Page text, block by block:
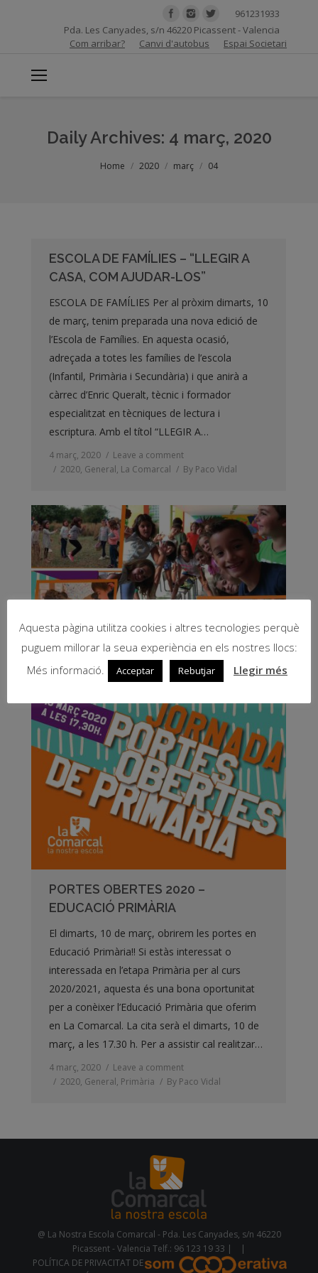
961231933
Pda. Les Canyades, s/n 46220 Picassent - Valencia
Com arribar?
Canvi d'autobus Espai Societari
Daily Archives: 4 març, 2020
Home 2020 març 04
ESCOLA DE FAMÍLIES – “LLEGIR A
CASA, COM AJUDAR-LOS”
ESCOLA DE FAMÍLIES Per al pròxim dimarts, 10
de març, tenim preparada una nova edició de
l’Escola de Famílies. En aquesta ocasió,
adreçada a totes les famílies de l’escola
(Infantil, Primària i Secundària) i que anirà a
càrrec d’Enric Queralt, tècnic i formador
especialitzat en tècniques de lectura i
escriptura. Amb el títol “LLEGIR A…
4 març, 2020
Leave a comment
2020, General, La Comarcal By Paco Vidal
PORTES OBERTES 2020 –
EDUCACIÓ PRIMÀRIA
El dimarts, 10 de març, obrirem les portes en
Educació Primària!! Si estàs interessat o
interessada en l’etapa Primària per al curs
2020/2021, aquesta és una bona oportunitat
per a conèixer l’Educació Primària que oferim
en La Comarcal. La cita serà el dimarts, 10 de
març, a les 17.30 h. Per a assistir cal realitzar…
4 març, 2020
Leave a comment
2020, General, Primària By Paco Vidal
@ La Nostra Escola Comarcal - Pda. Les Canyades, s/n 46220
Picassent - Valencia Telf.: 96 123 19 33 |
|
POLÍTICA DE PRIVACITAT DE
Aquesta pàgina utilitza cookies i altres tecnologies perquè
puguem millorar la seua experiència en els nostres llocs:
Més informació.
Acceptar Rebutjar Llegir més